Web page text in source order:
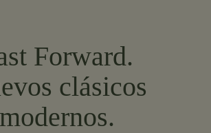
Forward.
clásicos
modernos.